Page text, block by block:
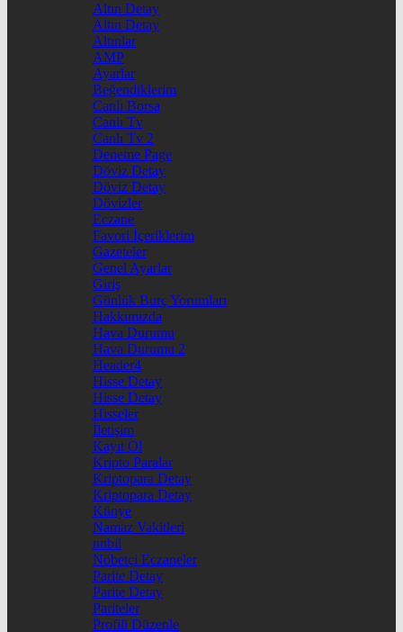
Altın Detay
Altın Detay
Altınlar
AMP
Ayarlar
Beğendiklerim
Canlı Borsa
Canlı Tv
Canlı Tv 2
Deneme Page
Döviz Detay
Döviz Detay
Dövizler
Eczane
Favori İçeriklerim
Gazeteler
Genel Ayarlar
Giriş
Günlük Burç Yorumları
Hakkımızda
Hava Durumu
Hava Durumu 2
Header4
Hisse Detay
Hisse Detay
Hisseler
İletişim
Kayıt Ol
Kripto Paralar
Kriptopara Detay
Kriptopara Detay
Künye
Namaz Vakitleri
nnbil
Nöbetçi Eczaneler
Parite Detay
Parite Detay
Pariteler
Profili Düzenle